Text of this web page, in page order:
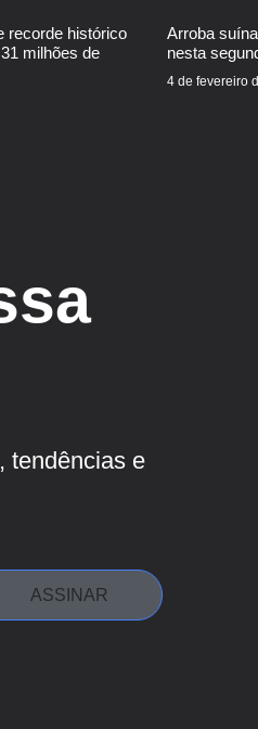
recorde histórico
milhões de
Arroba
nesta
4 de fevereiro
tendências e
ASSINAR